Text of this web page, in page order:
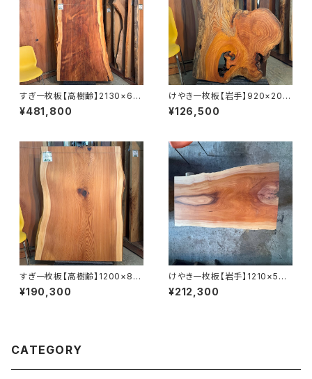
すぎ一枚板【高樹齢】2130×68
0~1020×65㎜【オイル塗装 仕
上げ済み】
¥481,800
けやき一枚板【岩手】920×200
~630×33㎜【オイル塗装 仕上
げ済み】
¥126,500
すぎ一枚板【高樹齢】1200×810
~920×55㎜【オイル塗装 仕上
げ済み】
¥190,300
けやき一枚板【岩手】1210×570
~780×48㎜【オイル塗装 仕上
げ済み】
¥212,300
CATEGORY